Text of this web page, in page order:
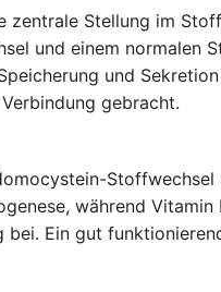
zentrale Stellung im
und einem normalen
und
gebracht.
Stoffwechsel
während Vitamin
Ein gut